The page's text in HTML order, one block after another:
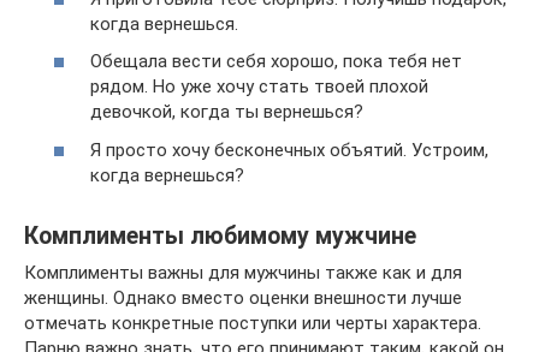
когда вернешься.
Обещала вести себя хорошо, пока тебя нет
рядом. Но уже хочу стать твоей плохой
девочкой, когда ты вернешься?
Я просто хочу бесконечных объятий. Устроим,
когда вернешься?
Комплименты любимому мужчине
Комплименты важны для мужчины также как и для
женщины. Однако вместо оценки внешности лучше
отмечать конкретные поступки или черты характера.